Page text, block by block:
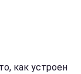
как устроен